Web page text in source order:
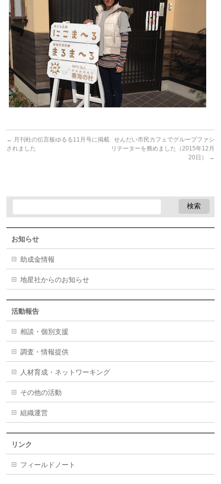
← 月刊杜の伝言板ゆるる11月号に掲載
されました
せんだい市民カフェでグループファシ
リテーターを務めました（2015年12月
20日）
→
お知らせ
助成金情報
地星社からのお知らせ
活動報告
相談・個別支援
調査・情報提供
人材育成・ネットワーキング
その他の活動
組織運営
リンク
フィールドノート